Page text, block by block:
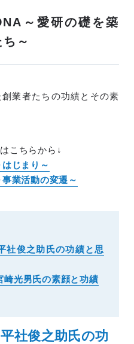
～愛研の礎を築
～
業者たちの功績とその素
こちらから↓
じまり～
業活動の変遷～
俊之助氏の功績と思
光男氏の素顔と功績
社俊之助氏の功